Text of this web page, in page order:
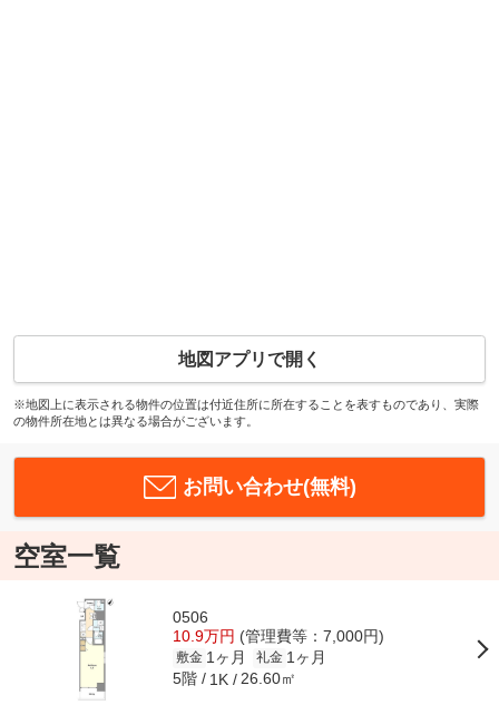
地図アプリで開く
※地図上に表示される物件の位置は付近住所に所在することを表すものであり、実際
の物件所在地とは異なる場合がございます。
お問い合わせ(無料)
空室一覧
0506
10.9万円 (管理費等：7,000円)
敷金 1ヶ月 礼金 1ヶ月
5階 1K 26.60㎡